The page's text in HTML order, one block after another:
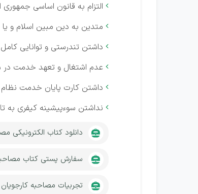
 التزام به‌ قانون اساسی‌ جمهوری
 متدین‌ به‌ دین‌ مبین‌ اسلام و
 داشتن‌ تندرستی‌ و توانایی‌
 عدم اشتغال و تعهد خدمت‌ در
 داشتن‌ کارت پایان خدمت‌
 نداشتن‌ سوءپیشینه‌ کیفری به‌
دانلود کتاب الکترونیکی
سفارش پستی کتاب
تجربیات مصاحبه کارجویان